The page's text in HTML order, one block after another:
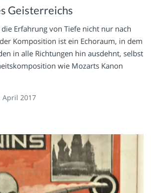
Geisterreichs
Erfahrung von Tiefe nicht nur nach
Komposition ist ein Echoraum, in dem
in alle Richtungen hin ausdehnt, selbst
wie Mozarts Kanon
April 2017